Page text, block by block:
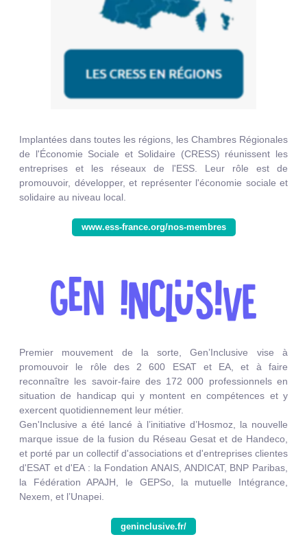
Implantées dans toutes les régions, les Chambres Régionales
de l'Économie Sociale et Solidaire (CRESS) réunissent les
entreprises et les réseaux de l'ESS. Leur rôle est de
promouvoir, développer, et représenter l'économie sociale et
solidaire au niveau local.
www.ess-france.org/nos-membres
Premier mouvement de la sorte, Gen’Inclusive vise à
promouvoir le rôle des 2 600 ESAT et EA, et à faire
reconnaître les savoir-faire des 172 000 professionnels en
situation de handicap qui y montent en compétences et y
exercent quotidiennement leur métier.
Gen'Inclusive a été lancé à l’initiative d’Hosmoz, la nouvelle
marque issue de la fusion du Réseau Gesat et de Handeco,
et porté par un collectif d'associations et d'entreprises clientes
d'ESAT et d'EA : la Fondation ANAIS, ANDICAT, BNP Paribas,
la Fédération APAJH, le GEPSo, la mutuelle Intégrance,
Nexem, et l’Unapei.
geninclusive.fr/